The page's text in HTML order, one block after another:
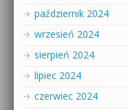
październik 2024
wrzesień 2024
sierpień 2024
lipiec 2024
czerwiec 2024